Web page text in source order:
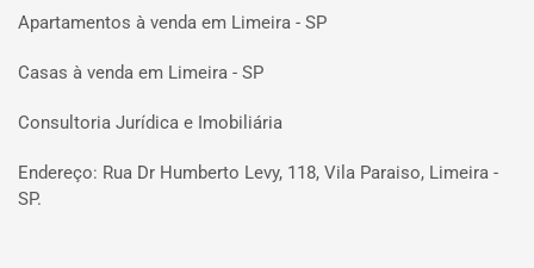
Apartamentos à venda em Limeira - SP
Casas à venda em Limeira - SP
Consultoria Jurídica e Imobiliária
Endereço: Rua Dr Humberto Levy, 118, Vila Paraiso, Limeira -
SP.